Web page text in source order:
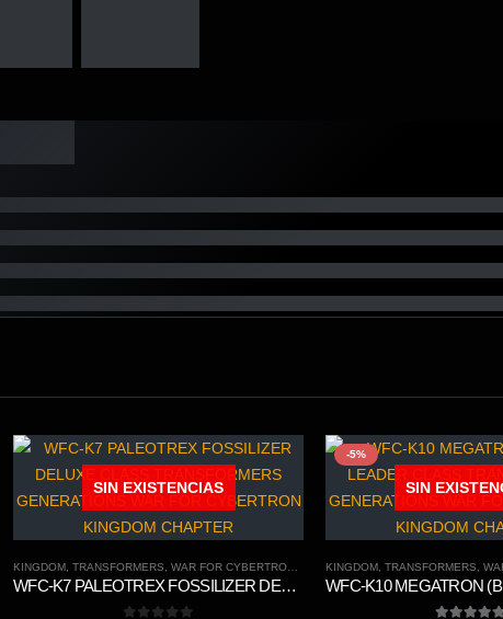
SIN EXISTENCIAS
KINGDOM, TRANSFORMERS, WAR FOR CYBERTRON TRILOGY
WFC-K7 PALEOTREX FOSSILIZER DELUXE CLASS TRANSFORMERS GENERATIONS WAR FOR CYBERTRON KINGDOM CHAPTER
-5%
SIN
KINGDOM, TRANSFORMERS, WAR